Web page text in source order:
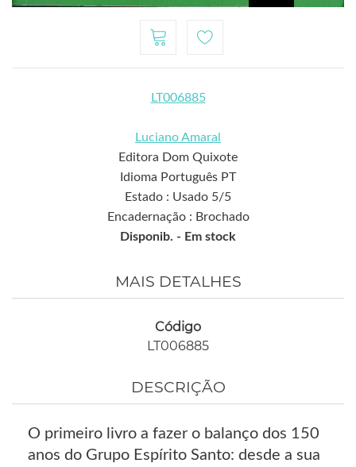
LT006885
Luciano Amaral
Editora Dom Quixote
Idioma Português PT
Estado : Usado 5/5
Encadernação : Brochado
Disponib. - Em stock
MAIS DETALHES
Código
LT006885
DESCRIÇÃO
O primeiro livro a fazer o balanço dos 150
anos do Grupo Espírito Santo: desde a sua